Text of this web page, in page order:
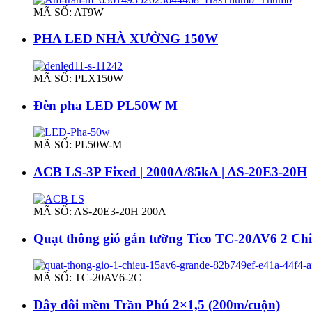
MÃ SỐ: AT9W
PHA LED NHÀ XƯỞNG 150W
MÃ SỐ: PLX150W
Đèn pha LED PL50W M
MÃ SỐ: PL50W-M
ACB LS-3P Fixed | 2000A/85kA | AS-20E3-20H
MÃ SỐ: AS-20E3-20H 200A
Quạt thông gió gắn tường Tico TC-20AV6 2
MÃ SỐ: TC-20AV6-2C
Dây đôi mềm Trần Phú 2×1,5 (200m/cuộn)